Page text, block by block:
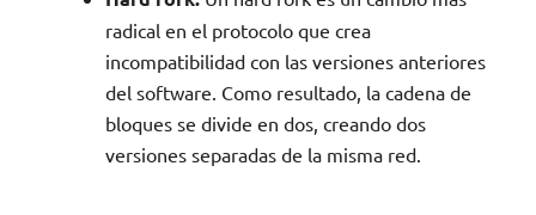
radical en el protocolo que crea
incompatibilidad con las versiones anteriores
del software. Como resultado, la cadena de
bloques se divide en dos, creando dos
versiones separadas de la misma red.